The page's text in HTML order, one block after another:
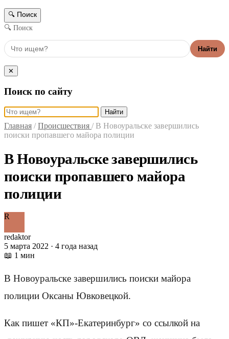
🔍 Поиск
🔍 Поиск
Найти
✕
Поиск по сайту
Найти
Главная / Происшествия / В Новоуральске завершились
поиски пропавшего майора полиции
В Новоуральске завершились
поиски пропавшего майора
полиции
R
redaktor
5 марта 2022 · 4 года назад
📖 1 мин
В Новоуральске завершились поиски майора
полиции Оксаны Ювковецкой.
Как пишет «КП»-Екатеринбург» со ссылкой на